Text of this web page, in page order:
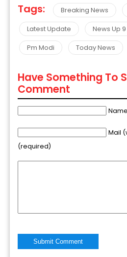
Tags: Breaking News
Latest Update
News Up 9
Pm Modi
Today News
Have Something To
Comment
Mail
(required)